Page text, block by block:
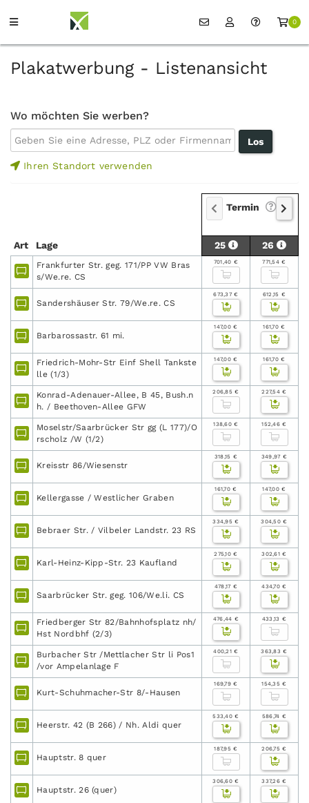
0
Plakatwerbung - Listenansicht
Wo möchten Sie werben?
Ihren Standort verwenden
Art Lage
Termin
25 26
Frankfurter Str. geg. 171/PP VW Bras
s/We.re. CS
701,40 € 771,54 €
Sandershäuser Str. 79/We.re. CS
673,37 € 612,15 €
Barbarossastr. 61 mi.
147,00 € 161,70 €
Friedrich-Mohr-Str Einf Shell Tankste
lle (1/3)
147,00 € 161,70 €
Konrad-Adenauer-Allee, B 45, Bush.n
h. / Beethoven-Allee GFW
206,85 € 227,54 €
Moselstr/Saarbrücker Str gg (L 177)/O
rscholz /W (1/2)
138,60 € 152,46 €
Kreisstr 86/Wiesenstr
318,15 € 349,97 €
Kellergasse / Westlicher Graben
161,70 € 147,00 €
Bebraer Str. / Vilbeler Landstr. 23 RS
334,95 € 304,50 €
Karl-Heinz-Kipp-Str. 23 Kaufland
275,10 € 302,61 €
Saarbrücker Str. geg. 106/We.li. CS
478,17 € 434,70 €
Friedberger Str 82/Bahnhofsplatz nh/
Hst Nordbhf (2/3)
476,44 € 433,13 €
Burbacher Str /Mettlacher Str li Pos1
/vor Ampelanlage F
400,21 € 363,83 €
Kurt-Schuhmacher-Str 8/-Hausen
169,79 € 154,35 €
Heerstr. 42 (B 266) / Nh. Aldi quer
533,40 € 586,74 €
Hauptstr. 8 quer
187,95 € 206,75 €
Hauptstr. 26 (quer)
306,60 € 337,26 €